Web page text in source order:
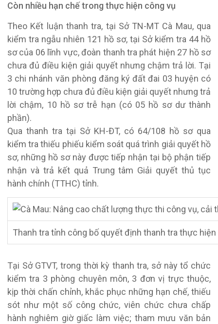
Còn nhiều hạn chế trong thực hiện công vụ
Theo Kết luận thanh tra, tại Sở TN-MT Cà Mau, qua
kiểm tra ngẫu nhiên 121 hồ sơ, tại Sở kiểm tra 44 hồ
sơ của 06 lĩnh vực, đoàn thanh tra phát hiện 27 hồ sơ
chưa đủ điều kiện giải quyết nhưng chậm trả lời. Tại
3 chi nhánh văn phòng đăng ký đất đai 03 huyện có
10 trường hợp chưa đủ điều kiện giải quyết nhưng trả
lời chậm, 10 hồ sơ trễ hạn (có 05 hồ sơ dư thành
phần).
Qua thanh tra tại Sở KH-ĐT, có 64/108 hồ sơ qua
kiểm tra thiếu phiếu kiểm soát quá trình giải quyết hồ
sơ, những hồ sơ này được tiếp nhận tại bộ phận tiếp
nhận và trả kết quả Trung tâm Giải quyết thủ tục
hành chính (TTHC) tỉnh.
Thanh tra tỉnh công bố quyết định thanh tra thực
Tại Sở GTVT, trong thời kỳ thanh tra, sở này tổ chức
kiểm tra 3 phòng chuyên môn, 3 đơn vị trực thuộc,
kịp thời chấn chỉnh, khắc phục những hạn chế, thiếu
sót như một số công chức, viên chức chưa chấp
hành nghiêm giờ giấc làm việc; tham mưu văn bản